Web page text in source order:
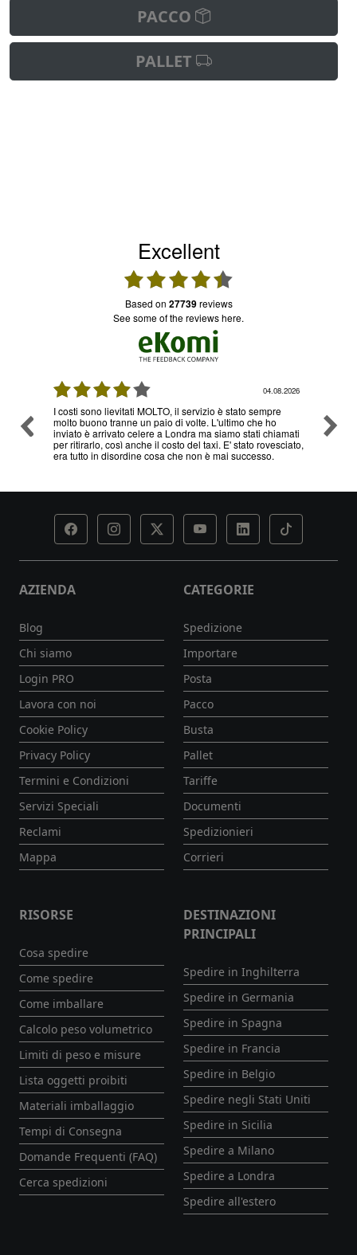
PACCO
PALLET
Excellent
based on 27739reviews
see some of the reviews here.
04.08.2026
I costi sono lievitati MOLTO, il servizio è stato sempre
molto buono tranne un paio di volte. L'ultimo che ho
inviato è arrivato celere a Londra ma siamo stati chiamati
per ritirarlo, così anche il costo del taxi. E' stato rovesciato,
era tutto in disordine cosa che non è mai successo.
AZIENDA
Blog
Chi siamo
Login PRO
Lavora con noi
Cookie Policy
Privacy Policy
Termini e Condizioni
Servizi Speciali
Reclami
Mappa
CATEGORIE
Spedizione
Importare
Posta
Pacco
Busta
Pallet
Tariffe
Documenti
Spedizionieri
Corrieri
RISORSE
Cosa spedire
Come spedire
Come imballare
Calcolo peso volumetrico
Limiti di peso e misure
Lista oggetti proibiti
Materiali imballaggio
Tempi di Consegna
Domande Frequenti (FAQ)
Cerca spedizioni
DESTINAZIONI
PRINCIPALI
Spedire in Inghilterra
Spedire in Germania
Spedire in Spagna
Spedire in Francia
Spedire in Belgio
Spedire negli Stati Uniti
Spedire in Sicilia
Spedire a Milano
Spedire a Londra
Spedire all'estero